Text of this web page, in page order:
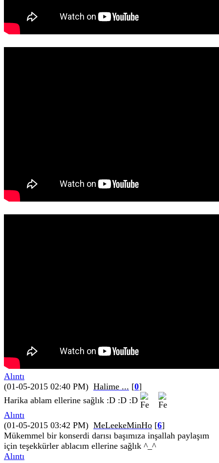
Alıntı
(01-05-2015 02:40 PM) Halime ... [0]
Harika ablam ellerine sağlık :D :D :D
Alıntı
(01-05-2015 03:42 PM) MeLeekeMinHo [6]
Mükemmel bir konserdi darısı başımıza inşallah paylaşım
için teşekkürler ablacım ellerine sağlık ^_^
Alıntı